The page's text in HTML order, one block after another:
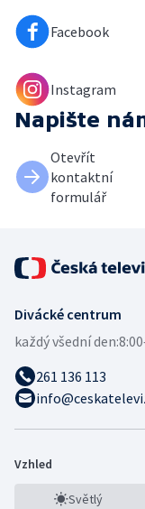
Facebook
Instagram
Napište
Otevřít
kontaktní
formulář
Divácké centrum
každý všední den:
261 136 113
Vzhled
Světlý